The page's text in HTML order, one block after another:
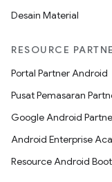
Desain Material
RESOURCE
Portal Partner Android
Pusat Pemasaran
Google Android
Android Enterprise
Resource Android